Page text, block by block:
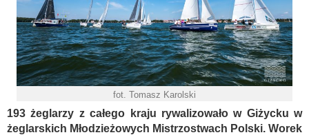
fot. Tomasz Karolski
193 żeglarzy z całego kraju rywalizowało w Giżycku w
żeglarskich Młodzieżowych Mistrzostwach Polski. Worek